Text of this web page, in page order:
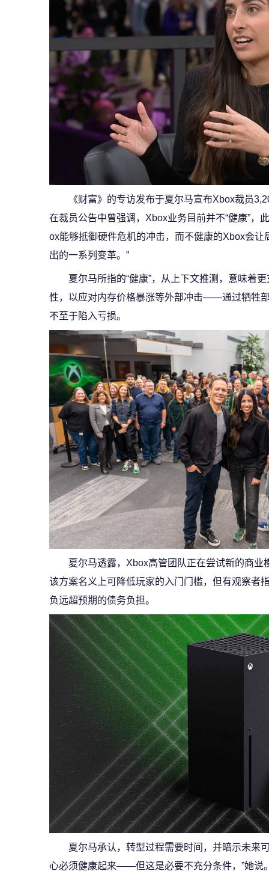
《财富》的专访发布于夏尔马宣布Xbox裁员
在裁员公告中曾强调，Xbox业务目前并不“健康”，
ox能够抵御硬件危机的冲击，而不健康的Xbox会
出的一系列变革。”
夏尔马所指的“健康”，从上下文推测，意味着
性，以应对内存价格暴涨等外部冲击——通过牺牲
不至于陷入亏损。
夏尔马透露，Xbox高管团队正在尝试新的商业
该方案名义上可降低玩家的入门门槛，但有观察者
负远超预期的债务负担。
夏尔马承认，转型过程需要时间，并暗示未来
心必须健康起来——但这是必要不充分条件，”她说